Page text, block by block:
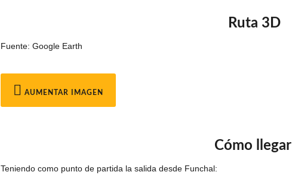
Ruta 3D
Fuente: Google Earth
AUMENTAR IMAGEN
Cómo llegar
Teniendo como punto de partida la salida desde Funchal: